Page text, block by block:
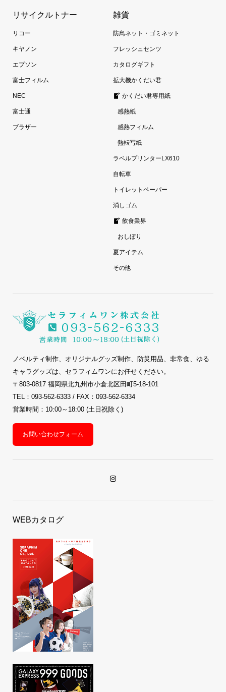
リサイクルトナー
リコー
キヤノン
エプソン
富士フィルム
NEC
富士通
ブラザー
雑貨
防鳥ネット・ゴミネット
フレッシュセンツ
カタログギフト
拡大機かくだい君
かくだい君専用紙
感熱紙
感熱フィルム
熱転写紙
ラベルプリンターLX610
自転車
トイレットペーパー
消しゴム
飲食業界
おしぼり
夏アイテム
その他
ノベルティ制作、オリジナルグッズ制作、防災用品、非常食、ゆる
キャラグッズは、セラフィムワンにお任せください。
〒803-0817 福岡県北九州市小倉北区田町5-18-101
TEL：093-562-6333 / FAX：093-562-6334
営業時間：10:00～18:00 (土日祝除く)
お問い合わせフォーム
WEBカタログ